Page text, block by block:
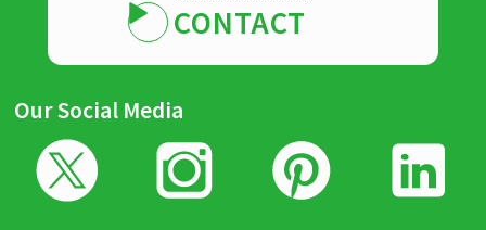
CONTACT
Our Social Media